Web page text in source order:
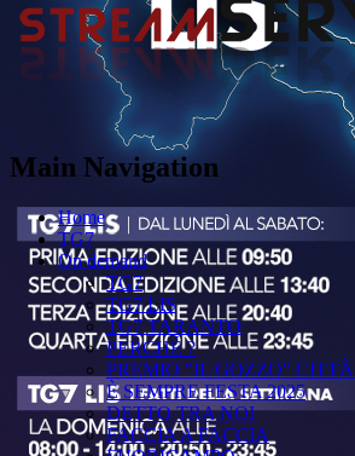
Main Navigation
Home
TG7
On demand
TG7
TG7 LIS
TG7 TARANTO
PERCHÉ ?
PREMIO "IL GOZZO"
È SEMPRE FESTA 2025
DETTO TRA NOI
FACCIA A FACCIA